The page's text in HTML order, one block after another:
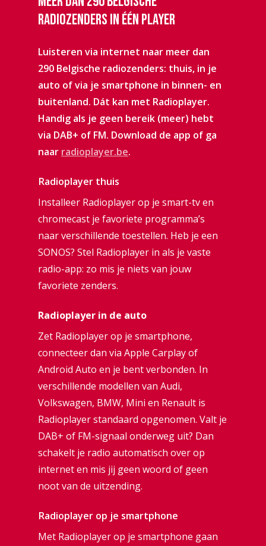
radiozendersinéénplayer
Luisteren via internet naar meer dan
290 Belgische radiozenders: thuis, in je
auto of via je smartphone in binnen- en
buitenland. Dát kan met Radioplayer.
Handig als je geen bereik (meer) hebt
via DAB+ of FM. Download de app of ga
naar radioplayer.be.
Radioplayer thuis
Installeer Radioplayer op je smart-tv en
chromecast je favoriete programma’s
naar verschillende toestellen. Heb je een
SONOS? Stel Radioplayer in als je vaste
radio-app: zo mis je niets van jouw
favoriete zenders.
Radioplayer in de auto
Zet Radioplayer op je smartphone,
connecteer dan via Apple Carplay of
Android Auto en je bent verbonden. In
verschillende modellen van Audi,
Volkswagen, BMW, Mini en Renault is
Radioplayer standaard opgenomen. Valt je
DAB+ of FM-signaal onderweg uit? Dan
schakelt je radio automatisch over op
internet en mis jij geen woord of geen
noot van de uitzending.
Radioplayer op je smartphone
Met Radioplayer op je smartphone gaan